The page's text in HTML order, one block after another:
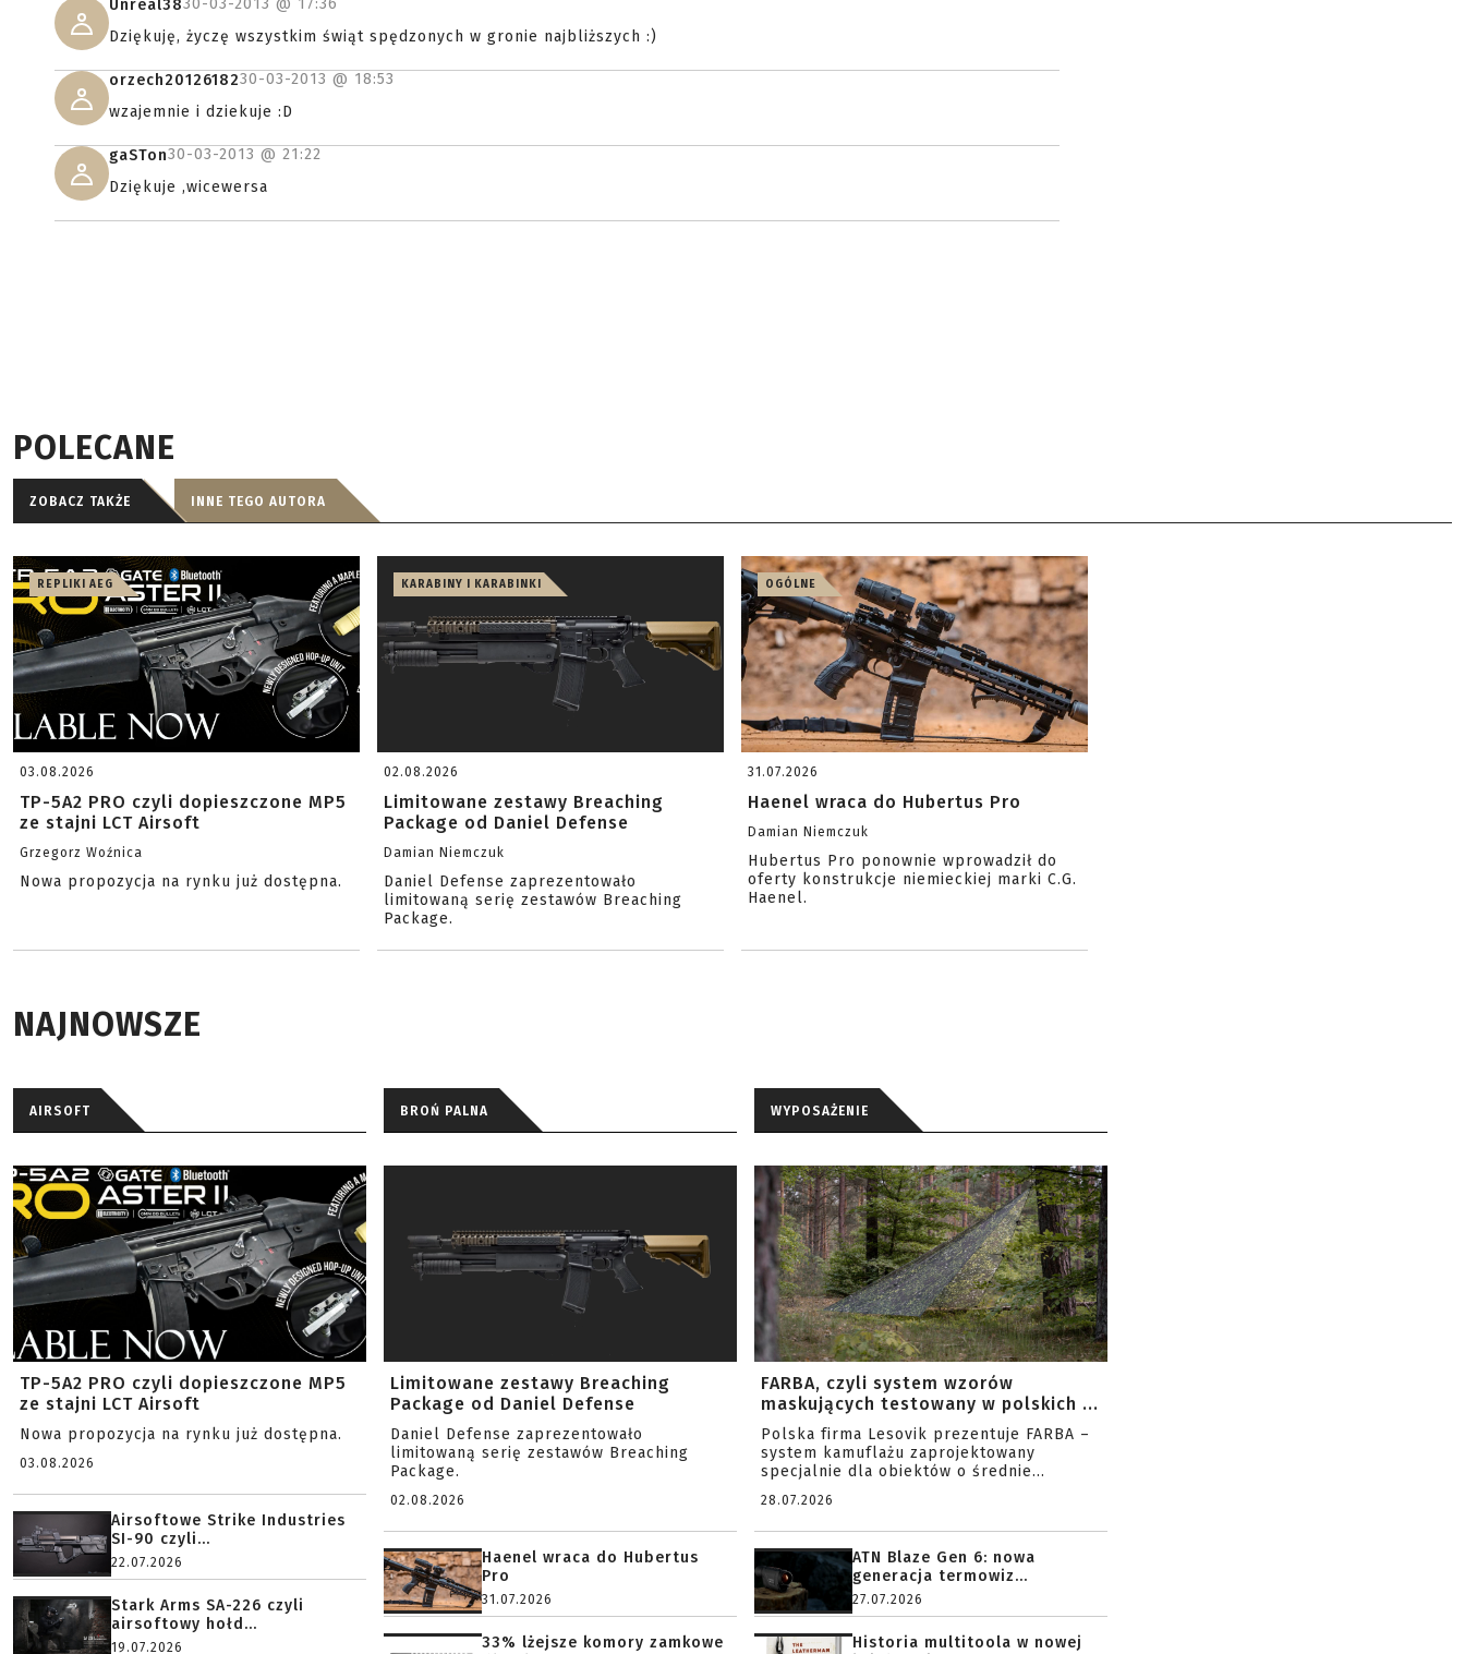
Unreal3830-03-2013 @ 17:36
Dziękuję, życzę wszystkim świąt spędzonych w gronie najbliższych :)
orzech2012618230-03-2013 @ 18:53
wzajemnie i dziekuje :D
gaSTon30-03-2013 @ 21:22
Dziękuje ,wicewersa
POLECANE
ZOBACZ TAKŻE INNE TEGO AUTORA
REPLIKI AEG
03.08.2026
TP-5A2 PRO czyli dopieszczone MP5
ze stajni LCT Airsoft
Grzegorz Woźnica
Nowa propozycja na rynku już dostępna.
KARABINY I KARABINKI
02.08.2026
Limitowane zestawy Breaching
Package od Daniel Defense
Damian Niemczuk
Daniel Defense zaprezentowało
limitowaną serię zestawów Breaching
Package.
OGÓLNE
31.07.2026
Haenel wraca do Hubertus Pro
Damian Niemczuk
Hubertus Pro ponownie wprowadził do
oferty konstrukcje niemieckiej marki C.G.
Haenel.
NAJNOWSZE
AIRSOFT
TP-5A2 PRO czyli dopieszczone MP5
ze stajni LCT Airsoft
Nowa propozycja na rynku już dostępna.
03.08.2026
Airsoftowe Strike Industries
SI-90 czyli...
22.07.2026
Stark Arms SA-226 czyli
airsoftowy hołd...
19.07.2026
BROŃ PALNA
Limitowane zestawy Breaching
Package od Daniel Defense
Daniel Defense zaprezentowało
limitowaną serię zestawów Breaching
Package.
02.08.2026
Haenel wraca do Hubertus
Pro
31.07.2026
33% lżejsze komory zamkowe
WYPOSAŻENIE
FARBA, czyli system wzorów
maskujących testowany w polskich ...
Polska firma Lesovik prezentuje FARBA –
system kamuflażu zaprojektowany
specjalnie dla obiektów o średnie...
28.07.2026
ATN Blaze Gen 6: nowa
generacja termowiz...
27.07.2026
Historia multitoola w nowej